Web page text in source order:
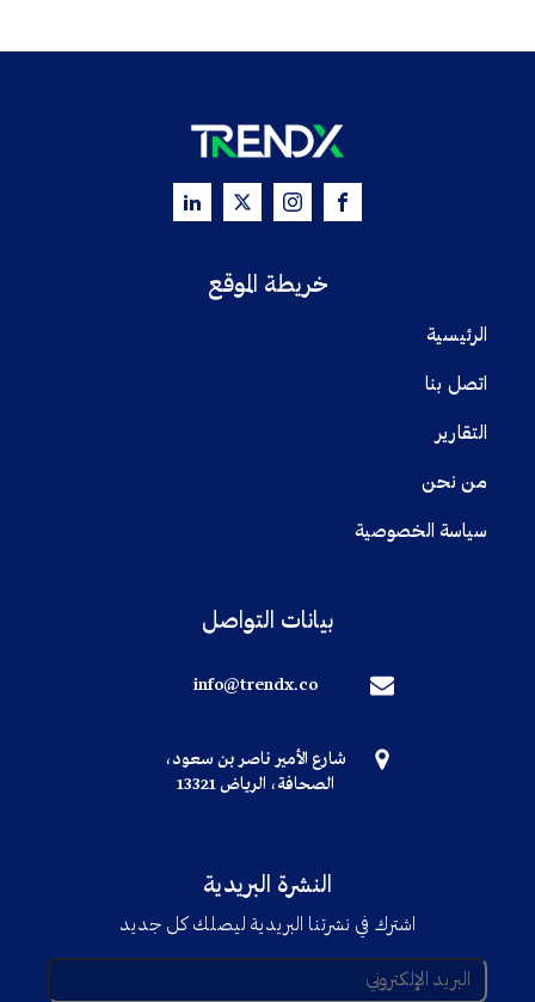
خريطة الموقع
الرئيسية
اتصل بنا
التقارير
من نحن
سياسة الخصوصية
بيانات التواصل
info@trendx.co
شارع الأمير ناصر بن سعود،
الصحافة، الرياض 13321
النشرة البريدية
اشترك في نشرتنا البريدية ليصلك كل جديد